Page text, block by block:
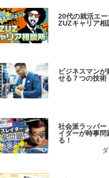
20代の就活エ
ZUZキャリア相
ビジネスマンが
せる７つの技術
社会派ラッパー
イダーが時事問
る！